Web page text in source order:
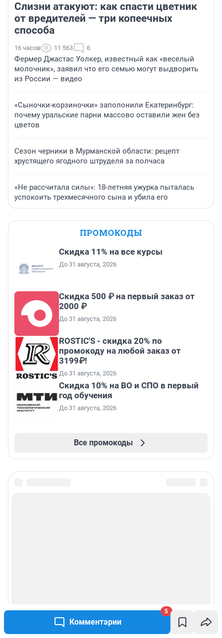
Комментарии
5
Слизни атакуют: как спасти цветник
от вредителей — три копеечных
способа
16 часов 11 563 6
Фермер Джастас Уолкер, известный как «веселый
молочник», заявил что его семью могут выдворить
из России — видео
«Сыночки-корзиночки» заполонили Екатеринбург:
почему уральские парни массово оставили жен без
цветов
Сезон черники в Мурманской области: рецепт
хрустящего ягодного штруделя за полчаса
«Не рассчитала силы»: 18-летняя ужурка пыталась
успокоить трехмесячного сына и убила его
ПРОМОКОДЫ
Скидка 11% на все курсы
До 31 августа, 2026
Скидка 500 ₽ на первый заказ от
2000 ₽
До 31 августа, 2026
ROSTIC'S - скидка 20% по
промокоду на любой заказ от
3199₽!
До 31 августа, 2026
Скидка 10% на ВО и СПО в первый
год обучения
До 31 августа, 2026
Все промокоды